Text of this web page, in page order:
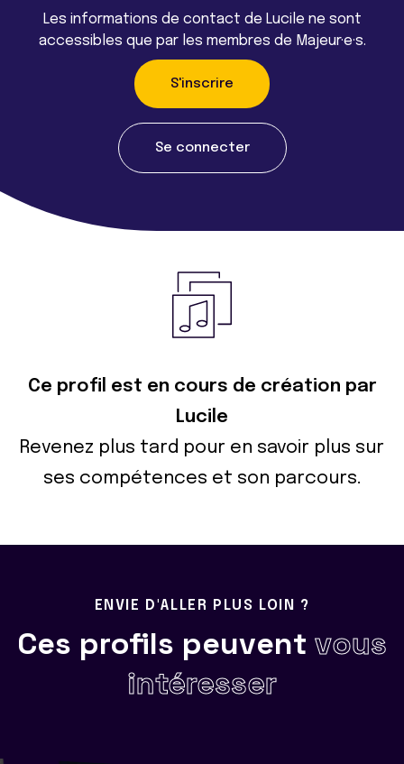
Les informations de contact de Lucile ne sont
accessibles que par les membres de Majeur·e·s.
S'inscrire
Se connecter
Ce profil est en cours de création par
Lucile
Revenez plus tard pour en savoir plus sur
ses compétences et son parcours.
ENVIE D'ALLER PLUS LOIN ?
Ces profils peuvent vous
intéresser